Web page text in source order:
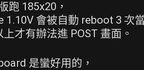
跑 185x20，
1.10V 會被自動 reboot 3 次
才有辦法進 POST 畫面。
是蠻好用的，